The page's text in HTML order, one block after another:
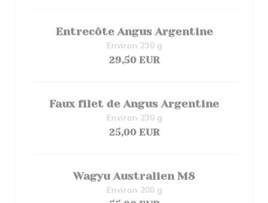
Entrecôte Angus Argentine
Environ 230 g
29,50 EUR
Faux filet de Angus Argentine
Environ 230 g
25,00 EUR
Wagyu Australien M8
Environ 200 g